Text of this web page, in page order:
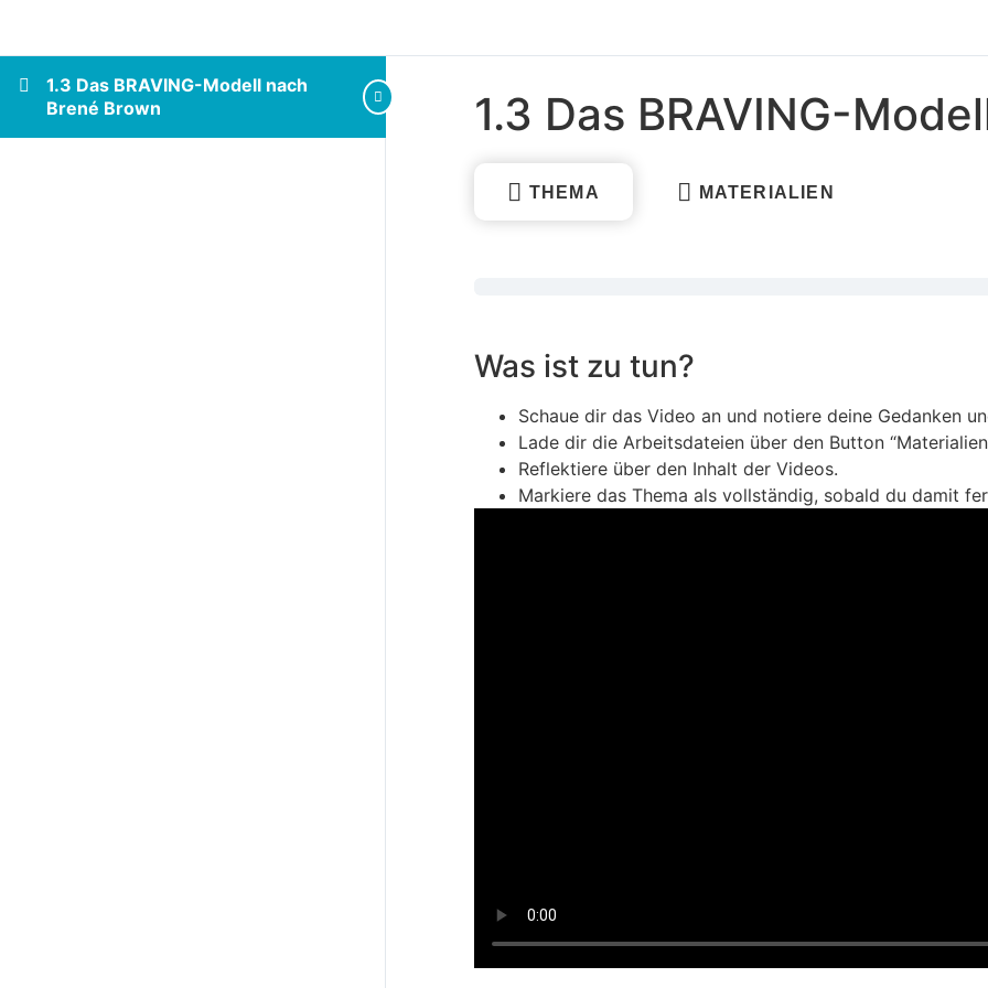
1.3 Das BRAVING-Modell nach
Brené Brown
1.3 Das BRAVING-
THEMA MATERIALIEN
Was ist zu tun?
Schaue dir das Video an und notiere deine Gedanken
Lade dir die Arbeitsdateien über den Button
Reflektiere über den Inhalt der Videos.
Markiere das Thema als vollständig, sobald du damit